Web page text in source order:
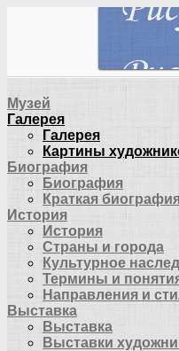
Музей
Галерея
Галерея
Картины
Биография
Биография
Краткая
История
История
Страны и города
Культурное
Термины и
Направления и
Выставка
Выставка
Выставки